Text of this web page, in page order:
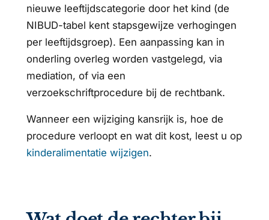
nieuwe leeftijdscategorie door het kind (de
NIBUD-tabel kent stapsgewijze verhogingen
per leeftijdsgroep). Een aanpassing kan in
onderling overleg worden vastgelegd, via
mediation, of via een
verzoekschriftprocedure bij de rechtbank.
Wanneer een wijziging kansrijk is, hoe de
procedure verloopt en wat dit kost, leest u op
kinderalimentatie wijzigen.